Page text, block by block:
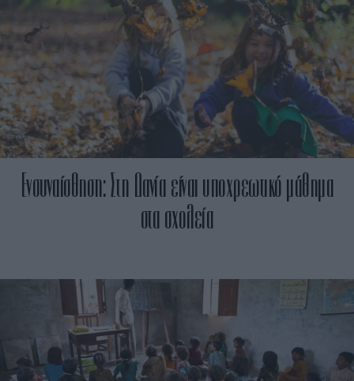
Ενσυναίσθηση: Στη Δανία είναι υποχρεωτικό μάθημα
στα σχολεία